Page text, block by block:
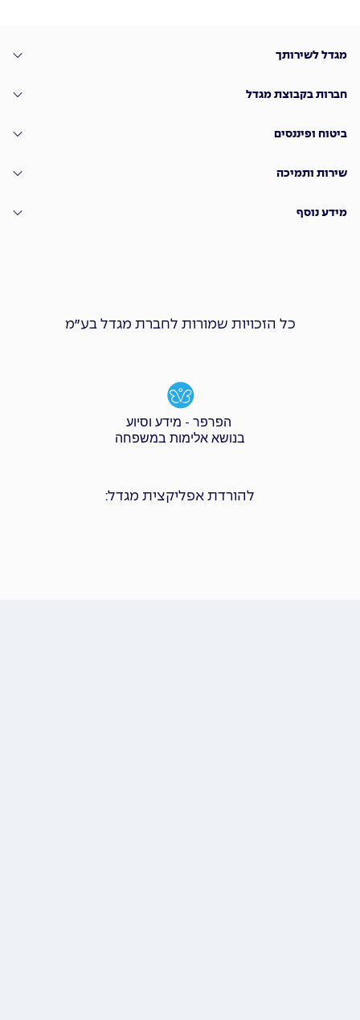
מגדל לשירותך
חברות בקבוצת מגדל
ביטוח ופיננסים
שירות ותמיכה
מידע נוסף
כל הזכויות שמורות לחברת מגדל בע״מ
הפרפר - מידע וסיוע
בנושא אלימות במשפחה
להורדת אפליקצית מגדל: